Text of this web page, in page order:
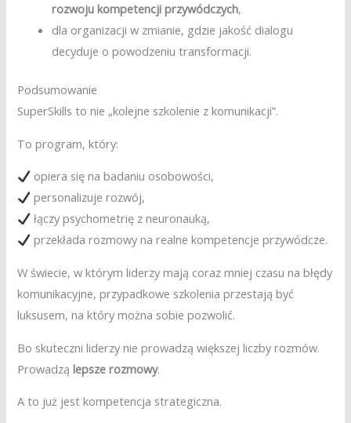
rozwoju kompetencji przywódczych,
dla organizacji w zmianie, gdzie jakość dialogu
decyduje o powodzeniu transformacji.
Podsumowanie
SuperSkills to nie „kolejne szkolenie z komunikacji”.
To program, który:
opiera się na badaniu osobowości,
personalizuje rozwój,
łączy psychometrię z neuronauką,
przekłada rozmowy na realne kompetencje przywódcze.
W świecie, w którym liderzy mają coraz mniej czasu na błędy
komunikacyjne, przypadkowe szkolenia przestają być
luksusem, na który można sobie pozwolić.
Bo skuteczni liderzy nie prowadzą większej liczby rozmów.
Prowadząlepsze rozmowy.
A to już jest kompetencja strategiczna.